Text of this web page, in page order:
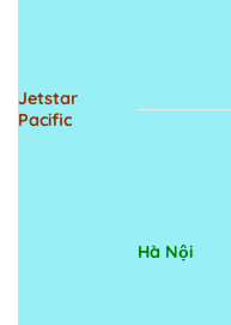
Jetstar
Pacific
Hà Nội